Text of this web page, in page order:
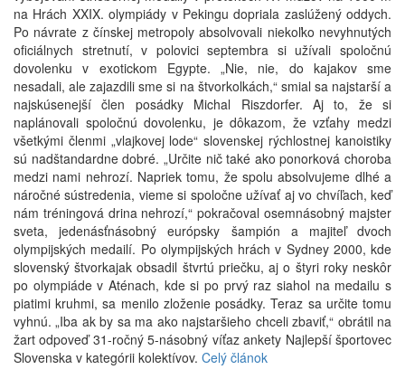
na Hrách XXIX. olympiády v Pekingu dopriala zaslúžený oddych.
Po návrate z čínskej metropoly absolvovali niekoľko nevyhnutých
oficiálnych stretnutí, v polovici septembra si užívali spoločnú
dovolenku v exotickom Egypte. „Nie, nie, do kajakov sme
nesadali, ale zajazdili sme si na štvorkolkách,“ smial sa najstarší a
najskúsenejší člen posádky Michal Riszdorfer. Aj to, že si
naplánovali spoločnú dovolenku, je dôkazom, že vzťahy medzi
všetkými členmi „vlajkovej lode“ slovenskej rýchlostnej kanoistiky
sú nadštandardne dobré. „Určite nič také ako ponorková choroba
medzi nami nehrozí. Napriek tomu, že spolu absolvujeme dlhé a
náročné sústredenia, vieme si spoločne užívať aj vo chvíľach, keď
nám tréningová drina nehrozí,“ pokračoval osemnásobný majster
sveta, jedenásťnásobný európsky šampión a majiteľ dvoch
olympijských medailí. Po olympijských hrách v Sydney 2000, kde
slovenský štvorkajak obsadil štvrtú priečku, aj o štyri roky neskôr
po olympiáde v Aténach, kde si po prvý raz siahol na medailu s
piatimi kruhmi, sa menilo zloženie posádky. Teraz sa určite tomu
vyhnú. „Iba ak by sa ma ako najstaršieho chceli zbaviť,“ obrátil na
žart odpoveď 31-ročný 5-násobný víťaz ankety Najlepší športovec
Slovenska v kategórii kolektívov. Celý článok